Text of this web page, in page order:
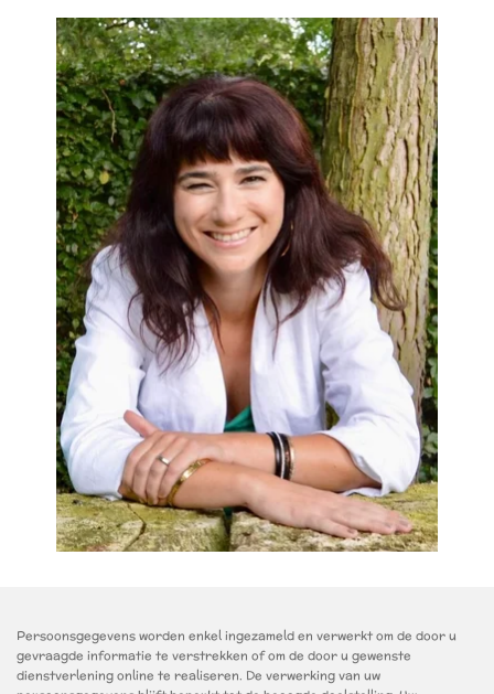
Persoonsgegevens worden enkel ingezameld en verwerkt om de door u
gevraagde informatie te verstrekken of om de door u gewenste
dienstverlening online te realiseren. De verwerking van uw